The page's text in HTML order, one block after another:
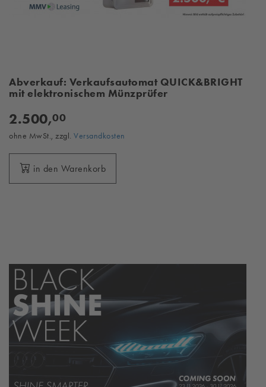
Abverkauf: Verkaufsautomat QUICK&BRIGHT
mit elektronischem Münzprüfer
2.500,00
ohne MwSt., zzgl. Versandkosten
in den Warenkorb